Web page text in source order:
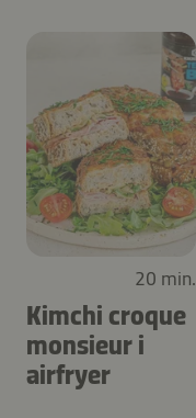
20 min.
Kimchi croque
monsieur i
airfryer